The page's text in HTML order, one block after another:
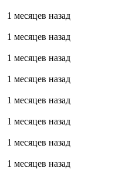
1 месяцев назад
1 месяцев назад
1 месяцев назад
1 месяцев назад
1 месяцев назад
1 месяцев назад
1 месяцев назад
1 месяцев назад